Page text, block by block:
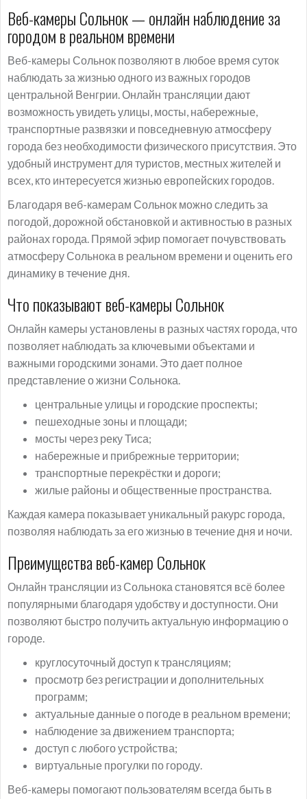
Веб-камеры Сольнок — онлайн наблюдение за
городом в реальном времени
Веб-камеры Сольнок позволяют в любое время суток
наблюдать за жизнью одного из важных городов
центральной Венгрии. Онлайн трансляции дают
возможность увидеть улицы, мосты, набережные,
транспортные развязки и повседневную атмосферу
города без необходимости физического присутствия. Это
удобный инструмент для туристов, местных жителей и
всех, кто интересуется жизнью европейских городов.
Благодаря веб-камерам Сольнок можно следить за
погодой, дорожной обстановкой и активностью в разных
районах города. Прямой эфир помогает почувствовать
атмосферу Сольнока в реальном времени и оценить его
динамику в течение дня.
Что показывают веб-камеры Сольнок
Онлайн камеры установлены в разных частях города, что
позволяет наблюдать за ключевыми объектами и
важными городскими зонами. Это дает полное
представление о жизни Сольнока.
центральные улицы и городские проспекты;
пешеходные зоны и площади;
мосты через реку Тиса;
набережные и прибрежные территории;
транспортные перекрёстки и дороги;
жилые районы и общественные пространства.
Каждая камера показывает уникальный ракурс города,
позволяя наблюдать за его жизнью в течение дня и ночи.
Преимущества веб-камер Сольнок
Онлайн трансляции из Сольнока становятся всё более
популярными благодаря удобству и доступности. Они
позволяют быстро получить актуальную информацию о
городе.
круглосуточный доступ к трансляциям;
просмотр без регистрации и дополнительных
программ;
актуальные данные о погоде в реальном времени;
наблюдение за движением транспорта;
доступ с любого устройства;
виртуальные прогулки по городу.
Веб-камеры помогают пользователям всегда быть в